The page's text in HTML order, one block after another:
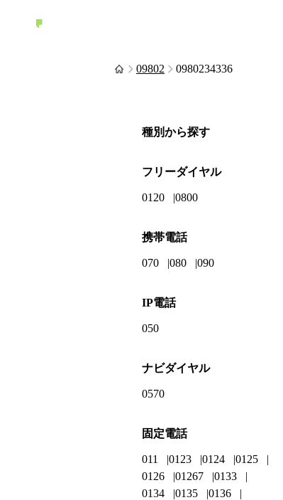
09802 0980234336
種別から探す
フリーダイヤル
0120 0800
携帯電話
070 080 090
IP電話
050
ナビダイヤル
0570
固定電話
011 0123 0124
0125
0126
01267
0133
0134
0135
0136